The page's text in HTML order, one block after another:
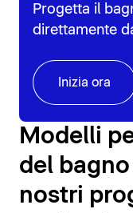
Progetta il
direttamente
Inizia ora
Modelli
del
nostri